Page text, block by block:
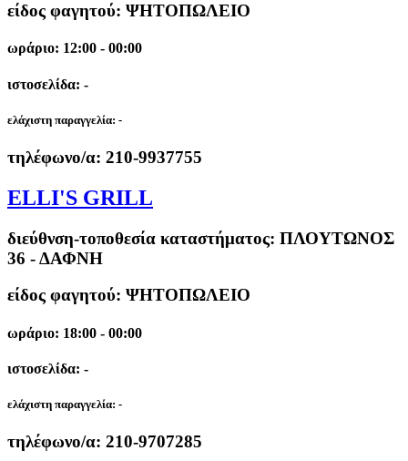
είδος φαγητού: ΨΗΤΟΠΩΛΕΙΟ
ωράριο: 12:00 - 00:00
ιστοσελίδα: -
ελάχιστη παραγγελία: -
τηλέφωνο/α: 210-9937755
ELLI'S GRILL
διεύθνση-τοποθεσία καταστήματος: ΠΛΟΥΤΩΝΟΣ
36 - ΔΑΦΝΗ
είδος φαγητού: ΨΗΤΟΠΩΛΕΙΟ
ωράριο: 18:00 - 00:00
ιστοσελίδα: -
ελάχιστη παραγγελία: -
τηλέφωνο/α: 210-9707285